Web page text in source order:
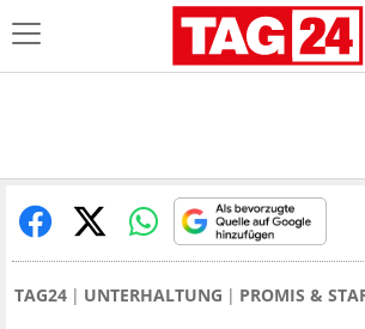
TAG24 UNTERHALTUNG PROMIS &